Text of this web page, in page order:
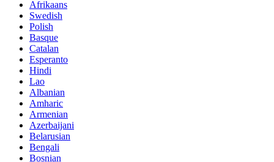
Afrikaans
Swedish
Polish
Basque
Catalan
Esperanto
Hindi
Lao
Albanian
Amharic
Armenian
Azerbaijani
Belarusian
Bengali
Bosnian